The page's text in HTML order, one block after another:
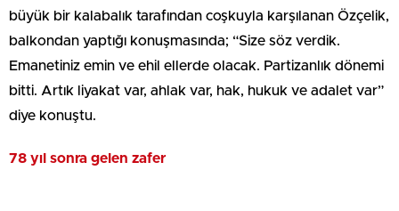
büyük bir kalabalık tarafından coşkuyla karşılanan Özçelik,
balkondan yaptığı konuşmasında; “Size söz verdik.
Emanetiniz emin ve ehil ellerde olacak. Partizanlık dönemi
bitti. Artık liyakat var, ahlak var, hak, hukuk ve adalet var”
diye konuştu.
78 yıl sonra gelen zafer